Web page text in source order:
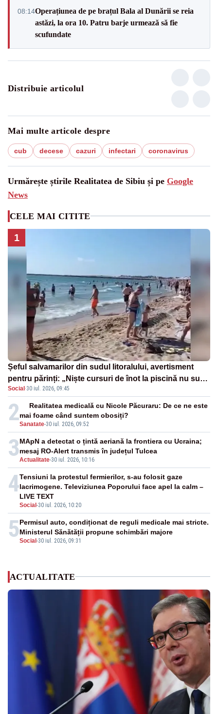
08:14Operațiunea de pe brațul Bala al Dunării se reia
astăzi, la ora 10. Patru barje urmează să fie
scufundate
Distribuie articolul
Mai multe articole despre
cub decese cazuri infectari coronavirus
Urmărește știrile Realitatea de Sibiu și pe Google
News
CELE MAI CITITE
1
Șeful salvamarilor din sudul litoralului, avertisment
pentru părinți: „Niște cursuri de înot la piscină nu sunt
suficiente”
Social·30 iul. 2026, 09:45
2Sanatate-30 iul. 2026, 09:52
Realitatea medicală cu Nicole Păcuraru: De ce ne este
mai foame când suntem obosiți?
3Actualitate-30 iul. 2026, 10:16
MApN a detectat o țintă aeriană la frontiera cu Ucraina;
mesaj RO-Alert transmis în județul Tulcea
4
Social-30 iul. 2026, 10:20
Tensiuni la protestul fermierilor, s-au folosit gaze
lacrimogene. Televiziunea Poporului face apel la calm –
LIVE TEXT
5Social-30 iul. 2026, 09:31
Permisul auto, condiționat de reguli medicale mai stricte.
Ministerul Sănătății propune schimbări majore
ACTUALITATE